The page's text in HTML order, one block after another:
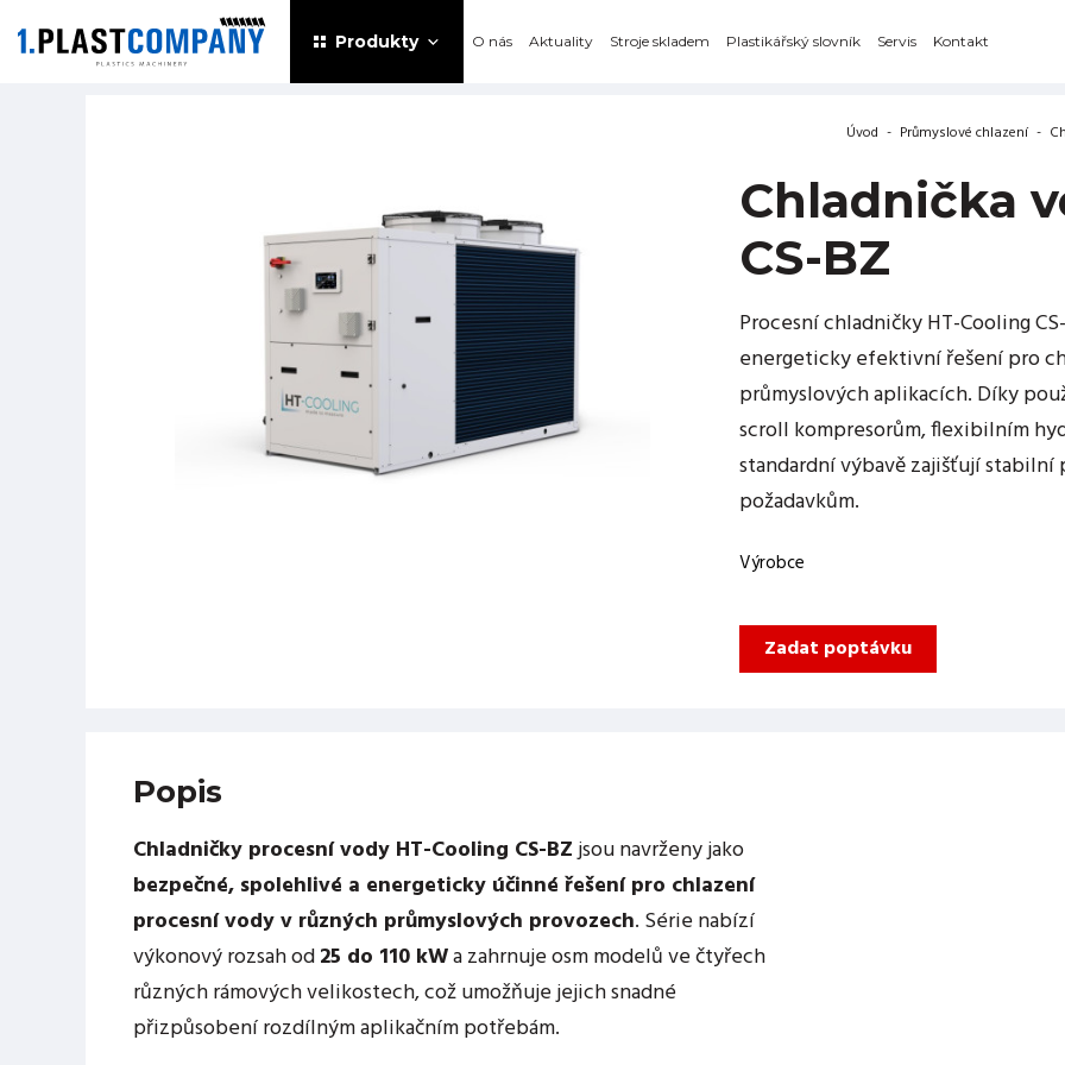
Produkty O nás Aktuality Stroje skladem Plastikářský slovník Servis Kontakt
Úvod - Průmyslové chlazení -
Chladnička
CS-BZ
Procesní chladničky HT-Cooling
energeticky efektivní řešení pro
průmyslových aplikacích. Díky
scroll kompresorům, flexibilním
standardní výbavě zajišťují
požadavkům.
Výrobce
Zadat poptávku
Popis
Chladničky procesní vody HT-Cooling CS-BZjsou navrženy jako
bezpečné, spolehlivé a energeticky účinné řešení pro chlazení
procesní vody v různých průmyslových provozech. Série nabízí
výkonový rozsah od25 do 110 kWa zahrnuje osm modelů ve čtyřech
různých rámových velikostech, což umožňuje jejich snadné
přizpůsobení rozdílným aplikačním potřebám.